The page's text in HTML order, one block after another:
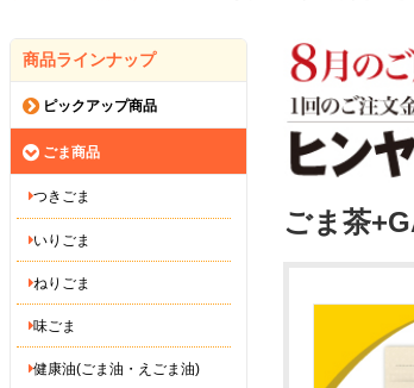
商品ラインナップ
ピックアップ商品
ごま商品
つきごま
いりごま
ねりごま
味ごま
健康油(ごま油・えごま油)
ごま茶